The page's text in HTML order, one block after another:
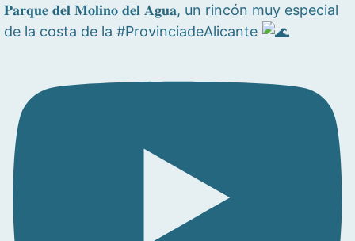
𝐏𝐚𝐫𝐪𝐮𝐞 𝐝𝐞𝐥 𝐌𝐨𝐥𝐢𝐧𝐨 𝐝𝐞𝐥 𝐀𝐠𝐮𝐚, un rincón muy especial
de la costa de la #ProvinciadeAlicante